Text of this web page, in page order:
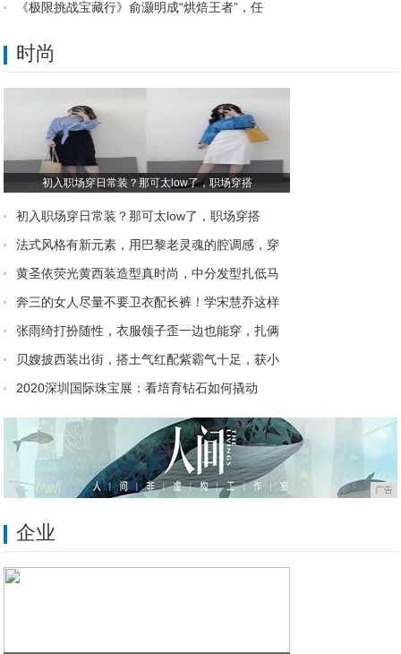
《极限挑战宝藏行》俞灏明成“烘焙王者”，任
时尚
初入职场穿日常装？那可太low了，职场穿搭
初入职场穿日常装？那可太low了，职场穿搭
法式风格有新元素，用巴黎老灵魂的腔调感，穿
黄圣依荧光黄西装造型真时尚，中分发型扎低马
奔三的女人尽量不要卫衣配长裤！学宋慧乔这样
张雨绮打扮随性，衣服领子歪一边也能穿，扎俩
贝嫂披西装出街，搭土气红配紫霸气十足，获小
2020深圳国际珠宝展：看培育钻石如何撬动
33岁袁姗姗时尚造型，身高165驾驭不同风
广告
企业